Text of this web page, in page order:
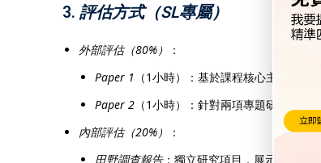
3. 評估方式（SL專屬）
外部評估（80%）
：
Paper 1 （1小時）：基於課程核心主題的
Paper 2 （1小時）：針對兩項專題研究的
內部評估（20%）
：
田野調查報告：獨立研究項目，展示方法應用